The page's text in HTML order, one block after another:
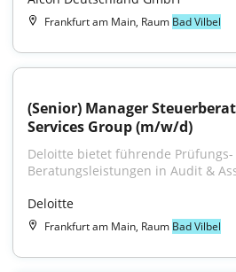
Frankfurt am Main, Raum Bad Vilbel
(Senior) Manager
Services Group (m/w/d)
Deloitte bietet führende
Beratungsleistungen in Audit &
Deloitte
Frankfurt am Main, Raum Bad Vilbel